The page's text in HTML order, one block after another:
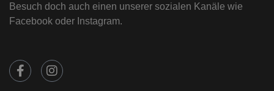
Besuch doch auch einen unserer sozialen Kanäle wie
Facebook oder Instagram.